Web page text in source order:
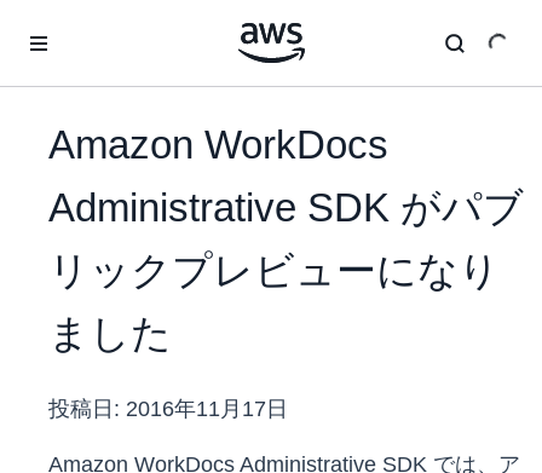
Amazon WorkDocs
Administrative SDK がパブ
リックプレビューになり
ました
投稿日: 2016年11月17日
Amazon WorkDocs Administrative SDK では、ア